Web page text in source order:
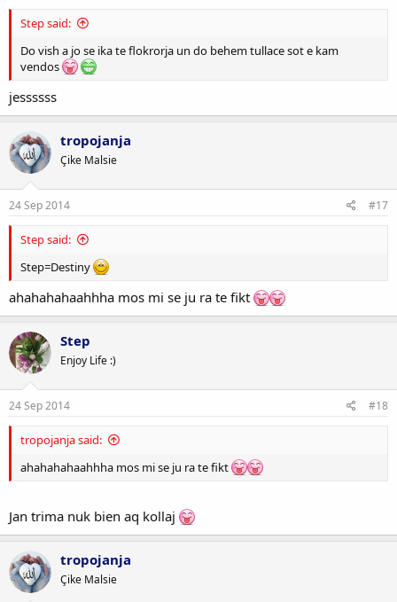
Step said:
Do vish a jo se ika te flokrorja un do behem tullace sot e kam
vendos
jessssss
tropojanja
Çike Malsie
24 Sep 2014 #17
Step said:
Step=Destiny
ahahahahaahhha mos mi se ju ra te fikt
Step
Enjoy Life :)
24 Sep 2014 #18
tropojanja said:
ahahahahaahhha mos mi se ju ra te fikt
Jan trima nuk bien aq kollaj
tropojanja
Çike Malsie